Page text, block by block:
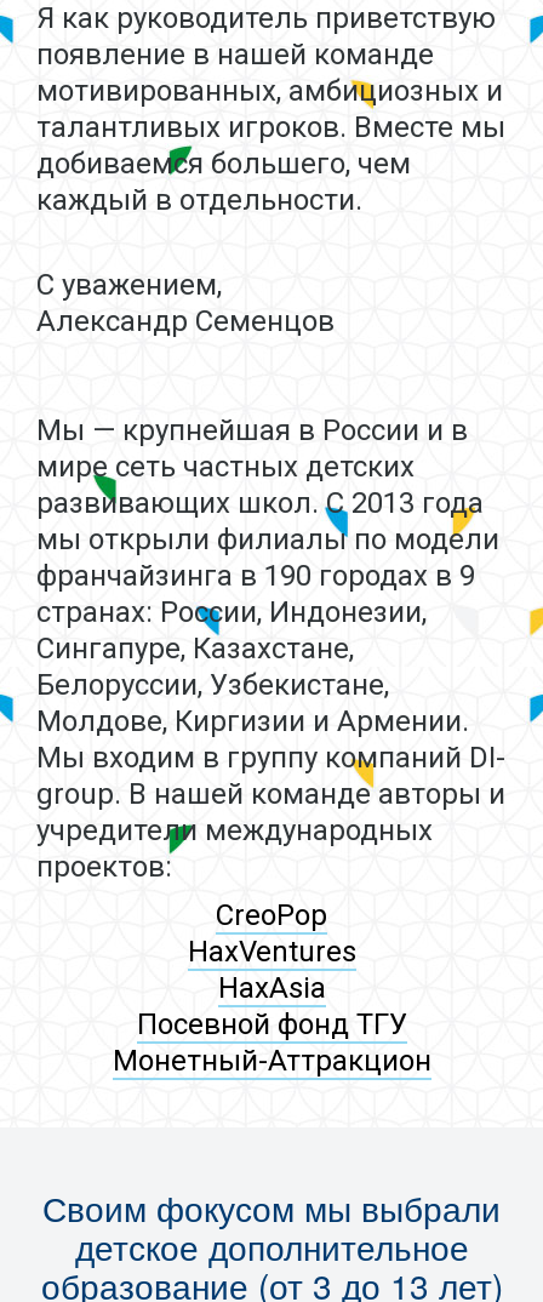
Я как руководитель приветствую
появление в нашей команде
мотивированных, амбициозных и
талантливых игроков. Вместе мы
добиваемся большего, чем
каждый в отдельности.
С уважением,
Александр Семенцов
Мы — крупнейшая в России и в
мире сеть частных детских
развивающих школ. С 2013 года
мы открыли филиалы по модели
франчайзинга в 190 городах в 9
странах: России, Индонезии,
Сингапуре, Казахстане,
Белоруссии, Узбекистане,
Молдове, Киргизии и Армении.
Мы входим в группу компаний DI-
group. В нашей команде авторы и
учредители международных
проектов:
CreoPop
HaxVentures
HaxAsia
Посевной фонд ТГУ
Монетный-Аттракцион
Своим фокусом мы выбрали
детское дополнительное
образование (от 3 до 13 лет)